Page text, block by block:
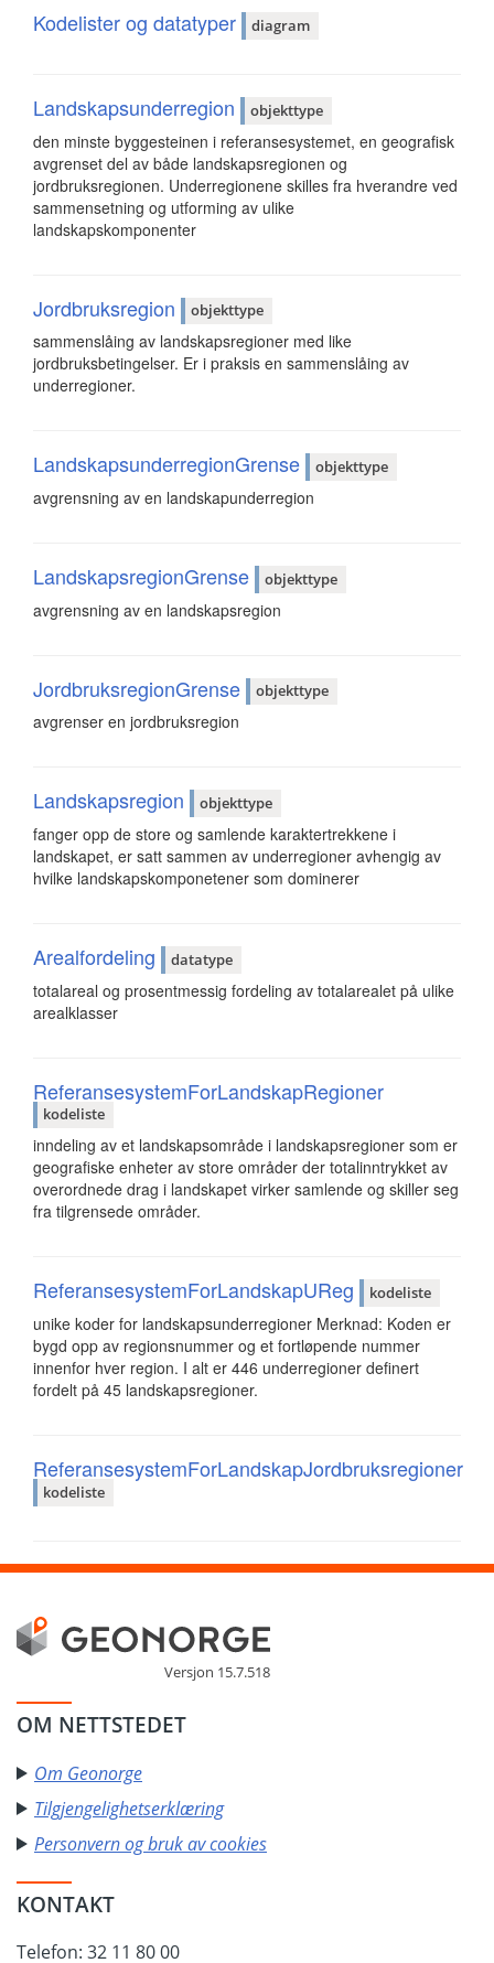
Kodelister og datatyper diagram
Landskapsunderregion objekttype
den minste byggesteinen i referansesystemet, en geografisk
avgrenset del av både landskapsregionen og
jordbruksregionen. Underregionene skilles fra hverandre ved
sammensetning og utforming av ulike
landskapskomponenter
Jordbruksregion objekttype
sammenslåing av landskapsregioner med like
jordbruksbetingelser. Er i praksis en sammenslåing av
underregioner.
LandskapsunderregionGrense objekttype
avgrensning av en landskapunderregion
LandskapsregionGrense objekttype
avgrensning av en landskapsregion
JordbruksregionGrense objekttype
avgrenser en jordbruksregion
Landskapsregion objekttype
fanger opp de store og samlende karaktertrekkene i
landskapet, er satt sammen av underregioner avhengig av
hvilke landskapskomponetener som dominerer
Arealfordeling datatype
totalareal og prosentmessig fordeling av totalarealet på ulike
arealklasser
ReferansesystemForLandskapRegioner
kodeliste
inndeling av et landskapsområde i landskapsregioner som er
geografiske enheter av store områder der totalinntrykket av
overordnede drag i landskapet virker samlende og skiller seg
fra tilgrensede områder.
ReferansesystemForLandskapUReg kodeliste
unike koder for landskapsunderregioner Merknad: Koden er
bygd opp av regionsnummer og et fortløpende nummer
innenfor hver region. I alt er 446 underregioner definert
fordelt på 45 landskapsregioner.
ReferansesystemForLandskapJordbruksregioner
kodeliste